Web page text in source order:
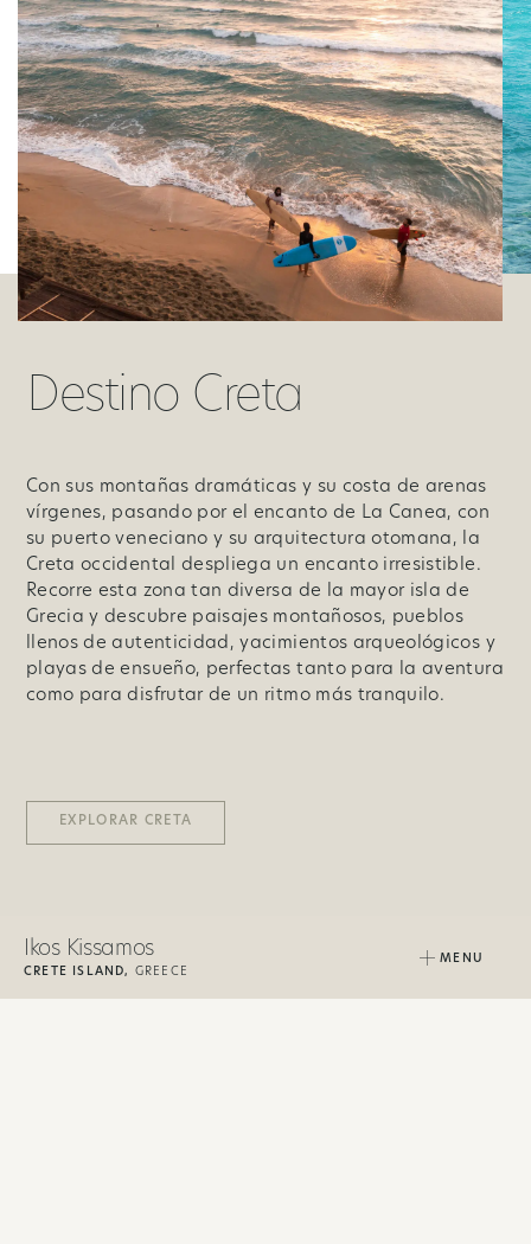
Destino Creta
Con sus montañas dramáticas y su costa de arenas
vírgenes, pasando por el encanto de La Canea, con
su puerto veneciano y su arquitectura otomana, la
Creta occidental despliega un encanto irresistible.
Recorre esta zona tan diversa de la mayor isla de
Grecia y descubre paisajes montañosos, pueblos
llenos de autenticidad, yacimientos arqueológicos y
playas de ensueño, perfectas tanto para la aventura
como para disfrutar de un ritmo más tranquilo.
EXPLORAR CRETA
Ikos Kissamos
CRETE ISLAND, GREECE
MENU